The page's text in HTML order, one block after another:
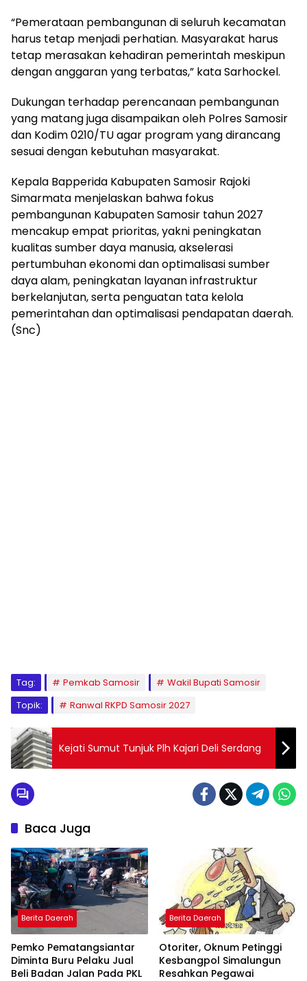
“Pemerataan pembangunan di seluruh kecamatan
harus tetap menjadi perhatian. Masyarakat harus
tetap merasakan kehadiran pemerintah meskipun
dengan anggaran yang terbatas,” kata Sarhockel.
Dukungan terhadap perencanaan pembangunan
yang matang juga disampaikan oleh Polres Samosir
dan Kodim 0210/TU agar program yang dirancang
sesuai dengan kebutuhan masyarakat.
Kepala Bapperida Kabupaten Samosir Rajoki
Simarmata menjelaskan bahwa fokus
pembangunan Kabupaten Samosir tahun 2027
mencakup empat prioritas, yakni peningkatan
kualitas sumber daya manusia, akselerasi
pertumbuhan ekonomi dan optimalisasi sumber
daya alam, peningkatan layanan infrastruktur
berkelanjutan, serta penguatan tata kelola
pemerintahan dan optimalisasi pendapatan daerah.
(Snc)
Tag: Pemkab Samosir
Wakil Bupati Samosir
Topik:
Ranwal RKPD Samosir 2027
Kejati Sumut Tunjuk Plh Kajari Deli Serdang
Baca Juga
Berita Daerah
Pemko Pematangsiantar
Diminta Buru Pelaku Jual
Beli Badan Jalan Pada PKL
Berita Daerah
Otoriter, Oknum Petinggi
Kesbangpol Simalungun
Resahkan Pegawai